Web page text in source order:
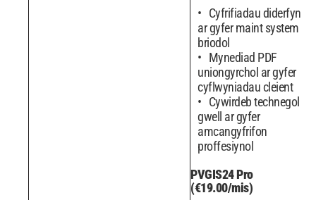
Cyfrifiadau diderfyn
ar gyfer maint system
briodol
Mynediad PDF
uniongyrchol ar gyfer
cyflwyniadau cleient
Cywirdeb technegol
gwell ar gyfer
amcangyfrifon
proffesiynol
PVGIS24 Pro
(€19.00/mis)